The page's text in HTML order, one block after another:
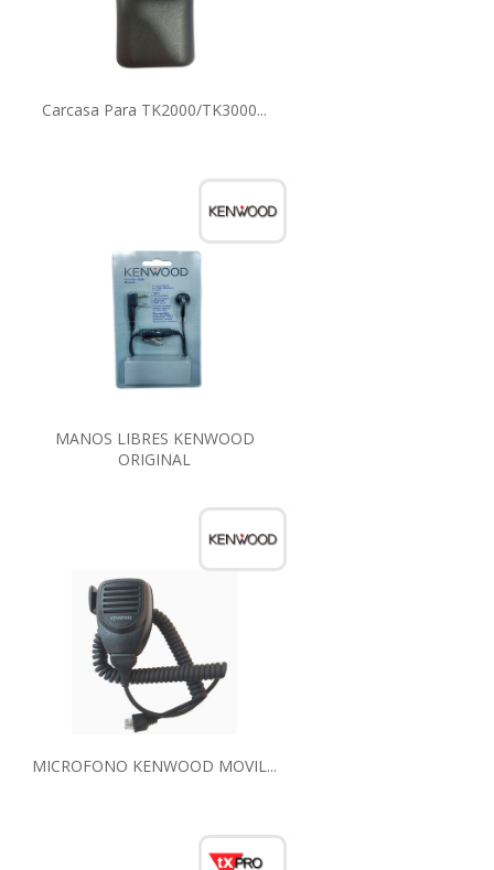
Carcasa Para TK2000/TK3000...
MANOS LIBRES KENWOOD
ORIGINAL
MICROFONO KENWOOD MOVIL...